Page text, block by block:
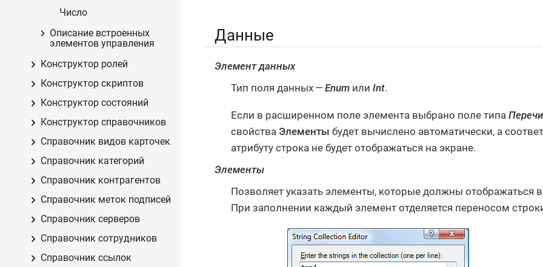
Число
Описание встроенных
элементов управления
Конструктор ролей
Конструктор скриптов
Конструктор состояний
Конструктор справочников
Справочник видов карточек
Справочник категорий
Справочник контрагентов
Справочник меток подписей
Справочник серверов
Справочник сотрудников
Справочник ссылок
Данные
Элемент данных
Тип поля данных —Enum или Int.
Если в расширенном поле элемента выбрано поле типа
свойства Элементы будет вычислено автоматически, а
атрибуту строка не будет отображаться на экране.
Элементы
Позволяет указать элементы, которые должны отображаться
При заполнении каждый элемент отделяется переносом